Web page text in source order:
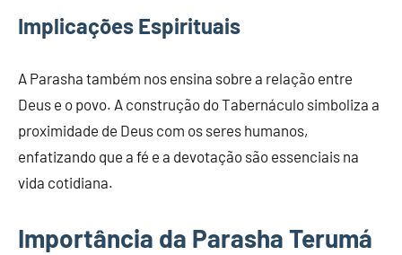
Implicações Espirituais
A Parasha também nos ensina sobre a relação entre
Deus e o povo. A construção do Tabernáculo simboliza a
proximidade de Deus com os seres humanos,
enfatizando que a fé e a devotação são essenciais na
vida cotidiana.
Importância da Parasha Terumá